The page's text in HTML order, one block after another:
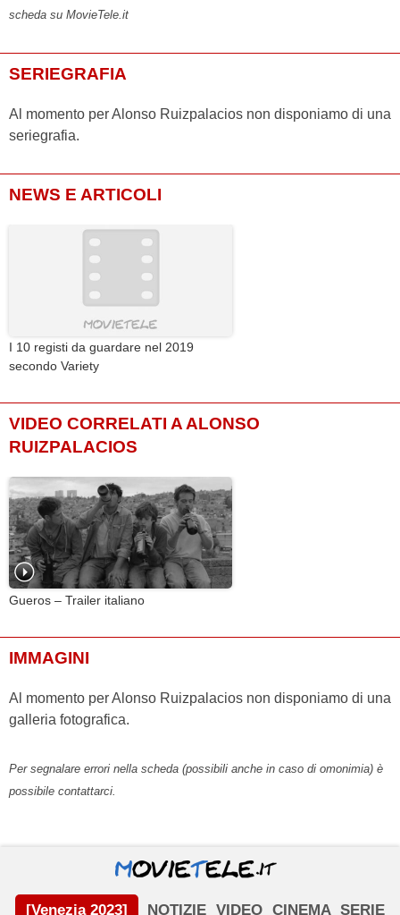
scheda su MovieTele.it
SERIEGRAFIA
Al momento per Alonso Ruizpalacios non disponiamo di una
seriegrafia.
NEWS E ARTICOLI
I 10 registi da guardare nel 2019
secondo Variety
VIDEO CORRELATI A ALONSO
RUIZPALACIOS
Gueros – Trailer italiano
IMMAGINI
Al momento per Alonso Ruizpalacios non disponiamo di una
galleria fotografica.
Per segnalare errori nella scheda (possibili anche in caso di omonimia) è
possibile contattarci.
[Venezia 2023] NOTIZIE VIDEO CINEMA SERIE